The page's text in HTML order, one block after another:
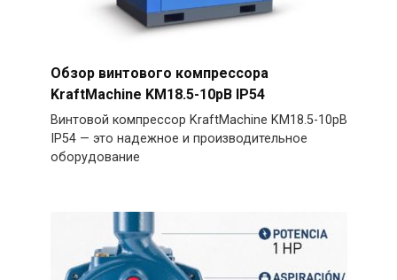
Обзор винтового компрессора
KraftMachine KM18.5-10рВ IP54
Винтовой компрессор KraftMachine KM18.5-10рВ
IP54 — это надежное и производительное
оборудование